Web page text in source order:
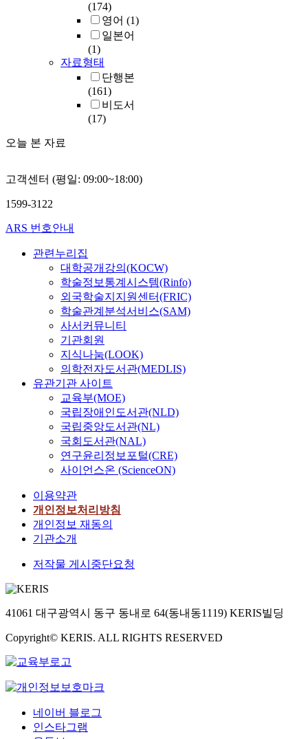
(174)
영어 (1)
일본어
(1)
자료형태
단행본
(161)
비도서
(17)
오늘 본 자료
고객센터 (평일: 09:00~18:00)
1599-3122
ARS 번호안내
관련누리집
대학공개강의(KOCW)
학술정보통계시스템(Rinfo)
외국학술지지원센터(FRIC)
학술관계분석서비스(SAM)
사서커뮤니티
기관회원
지식나눔(LOOK)
의학전자도서관(MEDLIS)
유관기관 사이트
교육부(MOE)
국립장애인도서관(NLD)
국립중앙도서관(NL)
국회도서관(NAL)
연구윤리정보포털(CRE)
사이언스온 (ScienceON)
이용약관
개인정보처리방침
개인정보 재동의
기관소개
저작물 게시중단요청
41061 대구광역시 동구 동내로 64(동내동1119) KERIS빌딩
Copyright© KERIS. ALL RIGHTS RESERVED
네이버 블로그
인스타그램